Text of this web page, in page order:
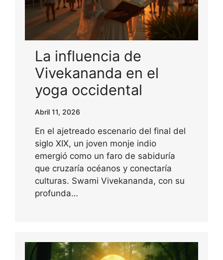
La influencia de
Vivekananda en el
yoga occidental
Abril 11, 2026
En el ajetreado escenario del final del
siglo XIX, un joven monje indio
emergió como un faro de sabiduría
que cruzaría océanos y conectaría
culturas. Swami Vivekananda, con su
profunda…